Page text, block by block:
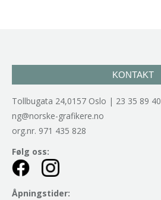
KONTAKT
Tollbugata 24,0157 Oslo | 23 35 89 40
ng@norske-grafikere.no
org.nr. 971 435 828
Følg oss:
Åpningstider: